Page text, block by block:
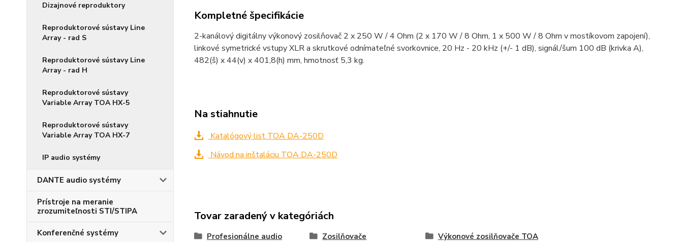
Dizajnové reproduktory
Reproduktorové sústavy Line
Array - rad S
Reproduktorové sústavy Line
Array - rad H
Reproduktorové sústavy
Variable Array TOA HX-5
Reproduktorové sústavy
Variable Array TOA HX-7
IP audio systémy
DANTE audio systémy
Prístroje na meranie
zrozumiteľnosti STI/STIPA
Konferenčné systémy
Kompletné špecifikácie
2-kanálový digitálny výkonový zosilňovač 2 x 250 W / 4 Ohm (2 x 170 W / 8 Ohm, 1 x 500 W / 8 Ohm v mostíkovom zapojení),
linkové symetrické vstupy XLR a skrutkové odnímateľné svorkovnice, 20 Hz - 20 kHz (+/- 1 dB), signál/šum 100 dB (krivka A),
482(š) x 44(v) x 401,8(h) mm, hmotnosť 5,3 kg.
Na stiahnutie
Katalógový list TOA DA-250D
Návod na inštaláciu TOA DA-250D
Tovar zaradený v kategóriách
Profesionálne audio
Zosilňovače Výkonové zosilňovače TOA